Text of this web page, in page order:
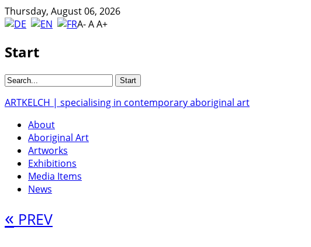
Thursday, August 06, 2026
A-AA+
Start
ARTKELCH | specialising in contemporary aboriginal art
About
Aboriginal Art
Artworks
Exhibitions
Media Items
News
« PREV